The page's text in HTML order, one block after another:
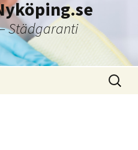
Städgaranti
Sök
efter: